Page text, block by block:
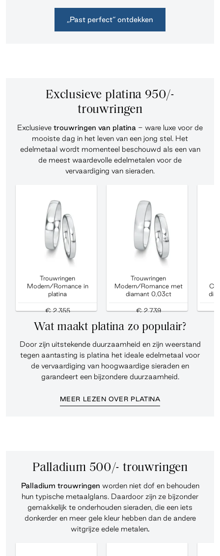
„Past perfect“ ontdekken
Exclusieve platina 950/-
trouwringen
Exclusieve trouwringen van platina - ware luxe voor de
mooiste dag in het leven van een jong stel. Het
edelmetaal wordt momenteel beschouwd als een van
de meest waardevolle edelmetalen voor de
vervaardiging van sieraden.
Trouwringen
Modern/Romance in
platina
€ 2.355
Trouwringen
Modern/Romance met
diamant 0,03ct
€ 2.739
Wat maakt platina zo populair?
Door zijn uitstekende duurzaamheid en zijn weerstand
tegen aantasting is platina het ideale edelmetaal voor
de vervaardiging van hoogwaardige sieraden en
garandeert een bijzondere duurzaamheid.
MEER LEZEN OVER PLATINA
Palladium 500/- trouwringen
Palladium trouwringen worden niet dof en behouden
hun typische metaalglans. Daardoor zijn ze bijzonder
gemakkelijk te onderhouden sieraden, die een iets
donkerder en meer gele kleur hebben dan de andere
witgrijze edele metalen.